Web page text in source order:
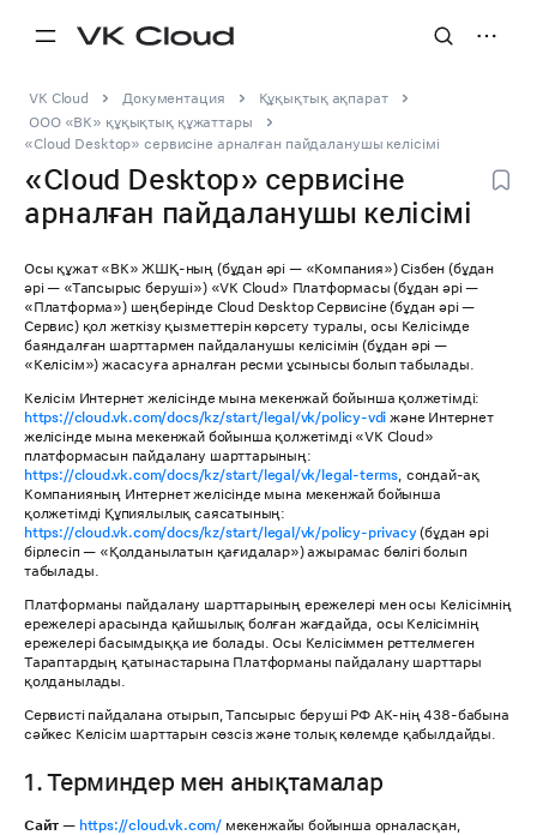
VK Cloud Документация
Құқықтық ақпарат
ООО «ВК» құқықтық құжаттары
«Cloud Desktop» сервисіне арналған пайдаланушы келісімі
«Cloud Desktop» сервисіне
арналған пайдаланушы келісімі
Осы құжат «ВК» ЖШҚ-ның (бұдан әрі — «Компания») Сізбен (бұдан
әрі — «Тапсырыс беруші») «VK Cloud» Платформасы (бұдан әрі —
«Платформа») шеңберінде Cloud Desktop Сервисіне (бұдан әрі —
Сервис) қол жеткізу қызметтерін көрсету туралы, осы Келісімде
баяндалған шарттармен пайдаланушы келісімін (бұдан әрі —
«Келісім») жасасуға арналған ресми ұсынысы болып табылады.
Келісім Интернет желісінде мына мекенжай бойынша қолжетімді:
https://cloud.vk.com/docs/kz/start/legal/vk/policy-vdi және Интернет
желісінде мына мекенжай бойынша қолжетімді «VK Cloud»
платформасын пайдалану шарттарының:
https://cloud.vk.com/docs/kz/start/legal/vk/legal-terms, сондай-ақ
Компанияның Интернет желісінде мына мекенжай бойынша
қолжетімді Құпиялылық саясатының:
https://cloud.vk.com/docs/kz/start/legal/vk/policy-privacy(бұдан әрі
бірлесіп — «Қолданылатын қағидалар») ажырамас бөлігі болып
табылады.
Платформаны пайдалану шарттарының ережелері мен осы Келісімнің
ережелері арасында қайшылық болған жағдайда, осы Келісімнің
ережелері басымдыққа ие болады. Осы Келісіммен реттелмеген
Тараптардың қатынастарына Платформаны пайдалану шарттары
қолданылады.
Сервисті пайдалана отырып, Тапсырыс беруші РФ АК-нің 438-бабына
сәйкес Келісім шарттарын сөзсіз және толық көлемде қабылдайды.
1. Терминдер мен анықтамалар
Сайт — https://cloud.vk.com/мекенжайы бойынша орналасқан,